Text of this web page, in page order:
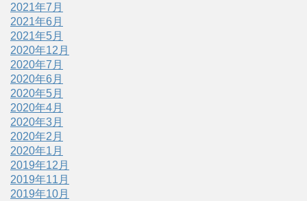
2021年7月
2021年6月
2021年5月
2020年12月
2020年7月
2020年6月
2020年5月
2020年4月
2020年3月
2020年2月
2020年1月
2019年12月
2019年11月
2019年10月